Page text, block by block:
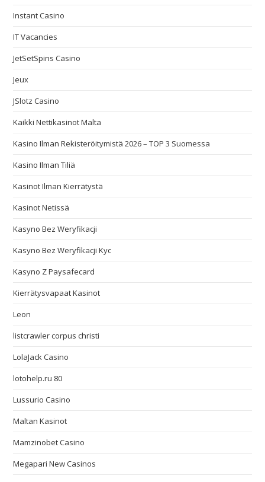
Instant Casino
IT Vacancies
JetSetSpins Casino
Jeux
JSlotz Casino
Kaikki Nettikasinot Malta
Kasino Ilman Rekisteröitymistä 2026 – TOP 3 Suomessa
Kasino Ilman Tiliä
Kasinot Ilman Kierrätystä
Kasinot Netissä
Kasyno Bez Weryfikacji
Kasyno Bez Weryfikacji Kyc
Kasyno Z Paysafecard
Kierrätysvapaat Kasinot
Leon
listcrawler corpus christi
LolaJack Casino
lotohelp.ru 80
Lussurio Casino
Maltan Kasinot
Mamzinobet Casino
Megapari New Casinos